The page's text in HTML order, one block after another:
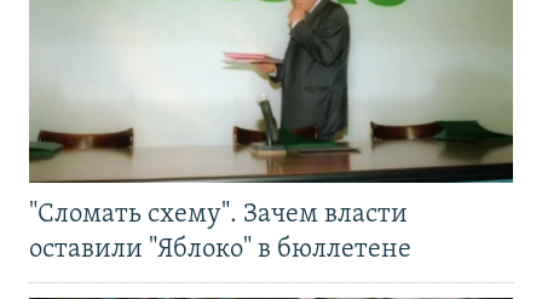
"Сломать схему". Зачем власти
оставили "Яблоко" в бюллетене